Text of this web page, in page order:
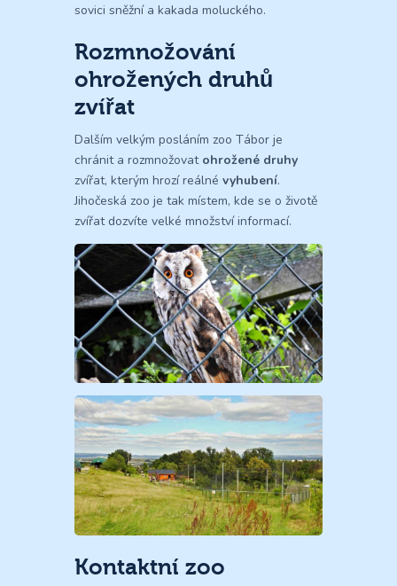
sovici sněžní a kakada moluckého.
Rozmnožování
ohrožených druhů
zvířat
Dalším velkým posláním zoo Tábor je
chránit a rozmnožovat ohrožené druhy
zvířat, kterým hrozí reálné vyhubení.
Jihočeská zoo je tak místem, kde se o životě
zvířat dozvíte velké množství informací.
Kontaktní zoo